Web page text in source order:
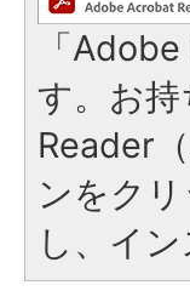
「
す。お
Reader
ンをク
し、イ